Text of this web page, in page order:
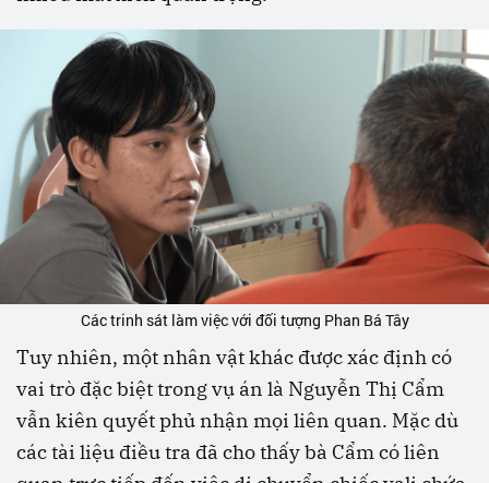
Các trinh sát làm việc với đối tượng Phan Bá Tây
Tuy nhiên, một nhân vật khác được xác định có
vai trò đặc biệt trong vụ án là Nguyễn Thị Cẩm
vẫn kiên quyết phủ nhận mọi liên quan. Mặc dù
các tài liệu điều tra đã cho thấy bà Cẩm có liên